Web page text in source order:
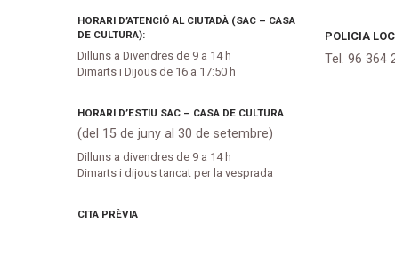
HORARI D’ATENCIÓ AL CIUTADÀ (SAC – CASA
DE CULTURA):
Dilluns a Divendres de 9 a 14 h
Dimarts i Dijous de 16 a 17:50 h
HORARI D’ESTIU SAC – CASA DE CULTURA
(del 15 de juny al 30 de setembre)
Dilluns a divendres de 9 a 14 h
Dimarts i dijous tancat per la vesprada
CITA PRÈVIA
POLICIA
Tel. 96 364